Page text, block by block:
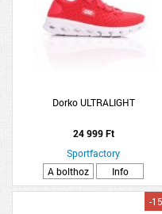
Dorko ULTRALIGHT
24 999 Ft
Sportfactory
A bolthoz
Info
-